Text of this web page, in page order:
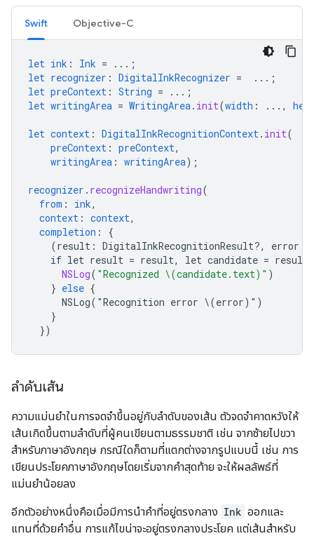
Swift Objective-C
let ink : Ink =
...;
let recognizer : DigitalInkRecognizer =
...;
let preContext : String =
...;
let writingArea = WritingArea. init(width : ...,
let context : DigitalInkRecognitionContext. init(
preContext : preContext,
writingArea : writingArea);
recognizer . recognizeHandwriting(
from : ink,
context : context,
completion :
{
(result : DigitalInkRecognitionResult?, error
if let result = result, let candidate = result
NSLog( "Recognized \(candidate.text)" )
} else {
NSLog("Recognition error \(error)")
}
})
ลำดับเส้น
ความแม่นยำในการจดจำขึ้นอยู่กับลำดับของเส้น ตัวจดจำคาดหวังให้
เส้นเกิดขึ้นตามลำดับที่ผู้คนเขียนตามธรรมชาติ เช่น จากซ้ายไปขวา
สำหรับภาษาอังกฤษ กรณีใดก็ตามที่แตกต่างจากรูปแบบนี้ เช่น การ
เขียนประโยคภาษาอังกฤษโดยเริ่มจากคำสุดท้าย จะให้ผลลัพธ์ที่
แม่นยำน้อยลง
อีกตัวอย่างหนึ่งคือเมื่อมีการนำคำที่อยู่ตรงกลาง Ink ออกและ
แทนที่ด้วยคำอื่น การแก้ไขน่าจะอยู่ตรงกลางประโยค แต่เส้นสำหรับ